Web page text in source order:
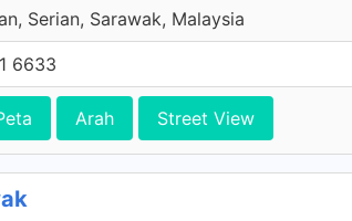
Serian, Sarawak, Malaysia
6633
Arah Street View